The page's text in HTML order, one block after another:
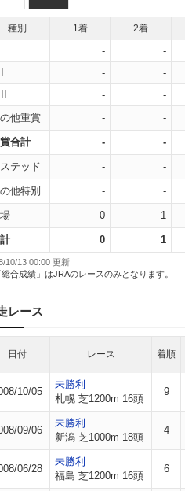
種別 1着 2着
- -
- -
- -
他重賞
- -
合計 - -
テッド - -
他特別 - -
0 1
0 1
10/13 00:00 更新
合成績」はJRAのレースのみとなります。
レース
日付 レース 着順
10/05
未勝利
札幌 芝1200m 16頭
9
09/06
未勝利
新潟 芝1000m 18頭
4
06/28
未勝利
福島 芝1200m 16頭
6